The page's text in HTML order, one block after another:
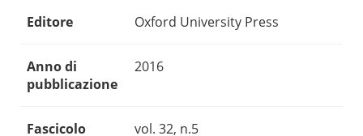
Editore Oxford University Press
Anno di
pubblicazione
2016
Fascicolo vol. 32, n.5